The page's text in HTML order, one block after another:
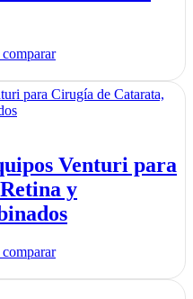
Venturi para
y